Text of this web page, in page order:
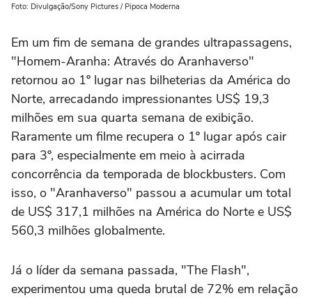
Foto: Divulgação/Sony Pictures / Pipoca Moderna
Em um fim de semana de grandes ultrapassagens,
"Homem-Aranha: Através do Aranhaverso"
retornou ao 1º lugar nas bilheterias da América do
Norte, arrecadando impressionantes US$ 19,3
milhões em sua quarta semana de exibição.
Raramente um filme recupera o 1º lugar após cair
para 3º, especialmente em meio à acirrada
concorrência da temporada de blockbusters. Com
isso, o "Aranhaverso" passou a acumular um total
de US$ 317,1 milhões na América do Norte e US$
560,3 milhões globalmente.
Já o líder da semana passada, "The Flash",
experimentou uma queda brutal de 72% em relação